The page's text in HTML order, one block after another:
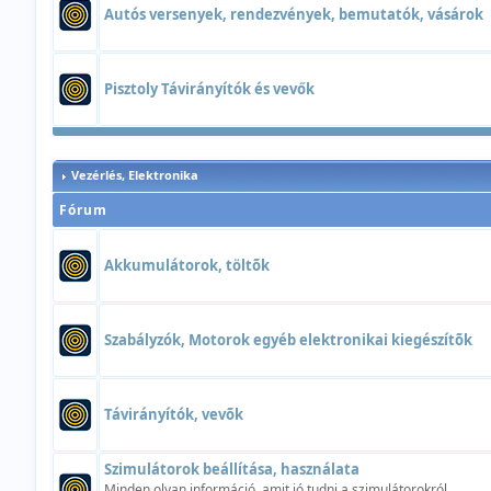
Autós versenyek, rendezvények, bemutatók, vásárok
Pisztoly Távirányítók és vevők
Vezérlés, Elektronika
Fórum
Akkumulátorok, töltõk
Szabályzók, Motorok egyéb elektronikai kiegészítõk
Távirányítók, vevõk
Szimulátorok beállítása, használata